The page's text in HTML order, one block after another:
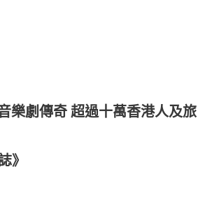
樂劇傳奇 超過十萬香港人及旅
》